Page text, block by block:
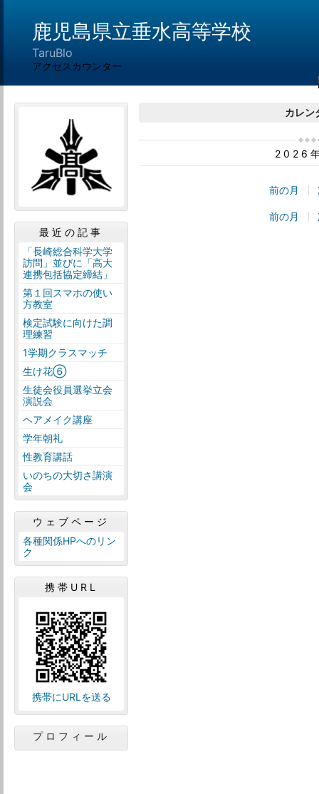
鹿児島県立垂水高等学校
TaruBlo
アクセスカウンター
カレン
2026
前の月
前の月
最近の記事
「長崎総合科学大学
訪問」並びに「高大
連携包括協定締結」
第１回スマホの使い
方教室
検定試験に向けた調
理練習
1学期クラスマッチ
生け花⑥
生徒会役員選挙立会
演説会
ヘアメイク講座
学年朝礼
性教育講話
いのちの大切さ講演
会
ウェブページ
各種関係HPへのリン
ク
携帯URL
携帯にURLを送る
プロフィール